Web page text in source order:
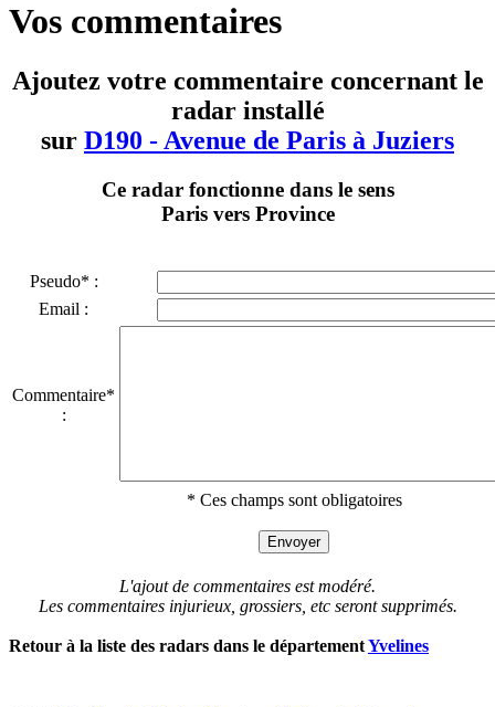
Vos commentaires
Ajoutez votre commentaire concernant le
radar installé
sur D190 - Avenue de Paris à Juziers
Ce radar fonctionne dans le sens
Paris vers Province
Pseudo* :
Email :
Commentaire*
:
* Ces champs sont obligatoires
L'ajout de commentaires est modéré.
Les commentaires injurieux, grossiers, etc seront supprimés.
Retour à la liste des radars dans le départementYvelines